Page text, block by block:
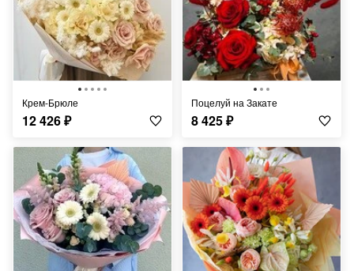
Крем-Брюле
12 426₽
Поцелуй на Закате
8 425₽